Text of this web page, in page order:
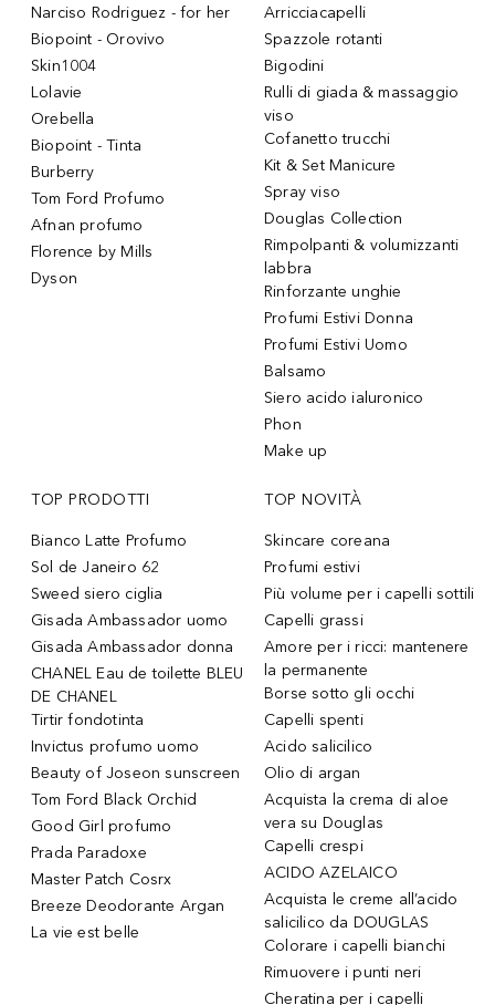
Narciso Rodriguez - for her
Biopoint - Orovivo
Skin1004
Lolavie
Orebella
Biopoint - Tinta
Burberry
Tom Ford Profumo
Afnan profumo
Florence by Mills
Dyson
Arricciacapelli
Spazzole rotanti
Bigodini
Rulli di giada & massaggio
viso
Cofanetto trucchi
Kit & Set Manicure
Spray viso
Douglas Collection
Rimpolpanti & volumizzanti
labbra
Rinforzante unghie
Profumi Estivi Donna
Profumi Estivi Uomo
Balsamo
Siero acido ialuronico
Phon
Make up
TOP PRODOTTI
Bianco Latte Profumo
Sol de Janeiro 62
Sweed siero ciglia
Gisada Ambassador uomo
Gisada Ambassador donna
CHANEL Eau de toilette BLEU
DE CHANEL
Tirtir fondotinta
Invictus profumo uomo
Beauty of Joseon sunscreen
Tom Ford Black Orchid
Good Girl profumo
Prada Paradoxe
Master Patch Cosrx
Breeze Deodorante Argan
La vie est belle
TOP NOVITÀ
Skincare coreana
Profumi estivi
Più volume per i capelli sottili
Capelli grassi
Amore per i ricci: mantenere
la permanente
Borse sotto gli occhi
Capelli spenti
Acido salicilico
Olio di argan
Acquista la crema di aloe
vera su Douglas
Capelli crespi
ACIDO AZELAICO
Acquista le creme all’acido
salicilico da DOUGLAS
Colorare i capelli bianchi
Rimuovere i punti neri
Cheratina per i capelli